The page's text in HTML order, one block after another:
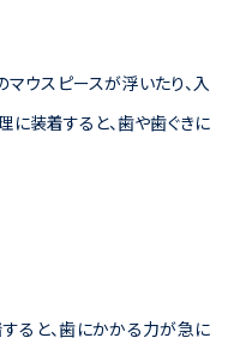
ウスピースが浮いたり、入
に装着すると、歯や歯ぐきに
ると、歯にかかる力が急に